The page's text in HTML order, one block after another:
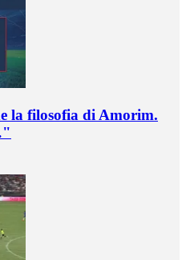
la filosofia di Amorim.